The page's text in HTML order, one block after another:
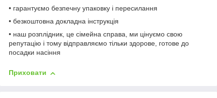
• гарантуємо безпечну упаковку і пересилання
• безкоштовна докладна інструкція
• наш розплідник, це сімейна справа, ми цінуємо свою
репутацію і тому відправляємо тільки здорове, готове до
посадки насіння
Приховати